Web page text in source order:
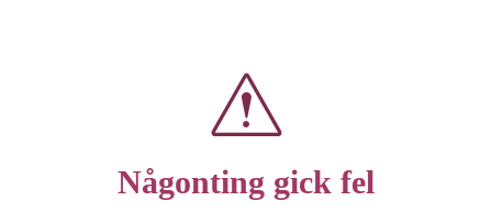
Någonting gick fel